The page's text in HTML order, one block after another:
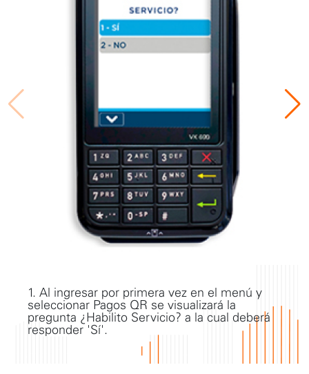
1. Al ingresar por primera vez en el menú y
seleccionar Pagos QR se visualizará la
pregunta ¿Habilito Servicio? a la cual deberá
responder 'Sí'.